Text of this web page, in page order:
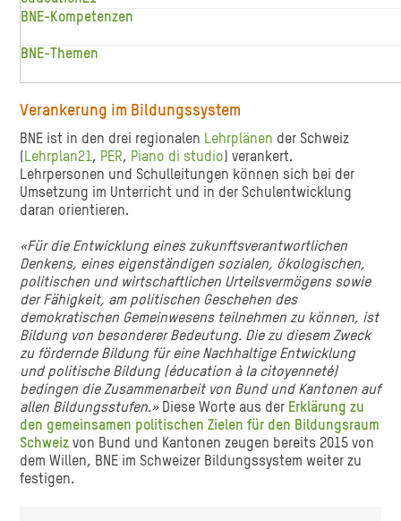
BNE-Kompetenzen
BNE-Themen
Verankerung im Bildungssystem
BNE ist in den drei regionalen Lehrplänen der Schweiz
( Lehrplan21, PER, Piano di studio) verankert.
Lehrpersonen und Schulleitungen können sich bei der
Umsetzung im Unterricht und in der Schulentwicklung
daran orientieren.
«Für die Entwicklung eines zukunftsverantwortlichen
Denkens, eines eigenständigen sozialen, ökologischen,
politischen und wirtschaftlichen Urteilsvermögens sowie
der Fähigkeit, am politischen Geschehen des
demokratischen Gemeinwesens teilnehmen zu können, ist
Bildung von besonderer Bedeutung. Die zu diesem Zweck
zu fördernde Bildung für eine Nachhaltige Entwicklung
und politische Bildung (éducation à la citoyenneté)
bedingen die Zusammenarbeit von Bund und Kantonen auf
allen Bildungsstufen.» Diese Worte aus der Erklärung zu
den gemeinsamen politischen Zielen für den Bildungsraum
Schweizvon Bund und Kantonen zeugen bereits 2015 von
dem Willen, BNE im Schweizer Bildungssystem weiter zu
festigen.